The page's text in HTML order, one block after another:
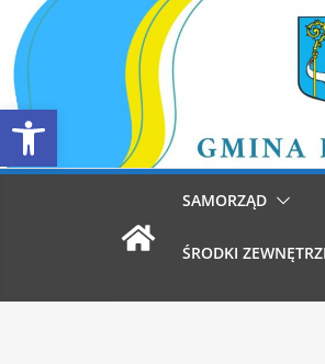
Otwórz pasek
Przejdź
do
treści
SAMORZĄD
ŚRODKI